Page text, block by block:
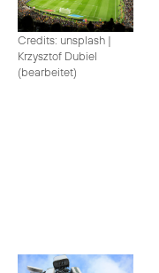
Credits: unsplash |
Krzysztof Dubiel
(bearbeitet)